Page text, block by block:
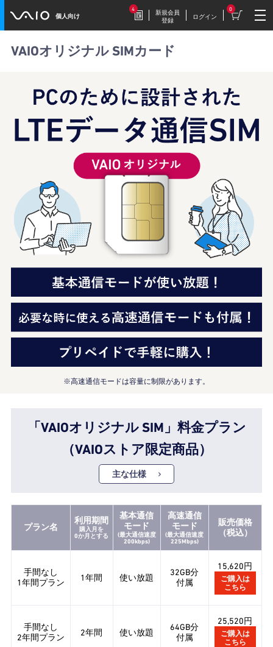
個人向け
4
特別価格の【VAIO F16 (VJF1618)】169,800円
（税込）
【VAIOストア限定】トイ・スト
ーリーモデル登場！
VAIO F16/F14に、トイ・ストーリーモデル
毎週木曜更新！
今週だけの特別価格！VAIOストア WEEKLY
SALE
2026.6.18
【期間限定】アウトレットセー
ル！
今だけさらにお得なOUTLET SALE！
新規会員
登録
ログイン
0
VAIOオリジナル SIMカード
※高速通信モードは容量に制限があります。
「VAIOオリジナル SIM」料金プラン
（VAIOストア限定商品）
主な仕様
プラン名
利用期間
購入月を
0か月とする
基本通信
モード
(最大通信速度
200kbps)
高速通信
モード
(最大通信速度
225Mbps)
販売価格
（税込）
手間なし
1年間プラン
1年間 使い放題
32GB分
付属
15,620円
ご購入は
こちら
手間なし
2年間プラン
2年間 使い放題
64GB分
付属
25,520円
ご購入は
こちら